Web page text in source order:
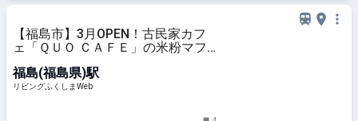
【福島市】3月OPEN！古民家カフ
ェ「ＱＵＯ ＣＡＦＥ」の米粉マフ
福島(福島県)駅
リビングふくしまWeb